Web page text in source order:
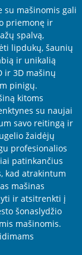
su mašinomis gali
priemonę ir
spalvą,
lipdukų, šaunių
ir unikalią
ir 3D mašinų
pinigų.
kitoms
su naujai
savo reitingą ir
žaidėjų
profesionalios
patinkančius
kad atrakintum
mašinas
ir atsitrenkti į
šonaslydžio
mašinomis.